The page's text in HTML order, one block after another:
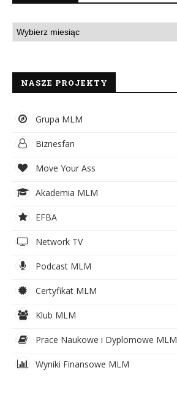
NASZE PROJEKTY
Grupa MLM
Biznesfan
Move Your Ass
Akademia MLM
EFBA
Network TV
Podcast MLM
Certyfikat MLM
Klub MLM
Prace Naukowe i Dyplomowe MLM
Wyniki Finansowe MLM